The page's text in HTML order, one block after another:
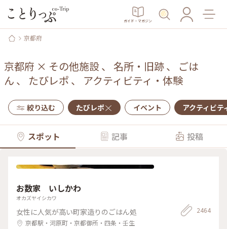
ガイド・マガジン
京都府
京都府 × その他施設、 名所・旧跡、
ごは
ん 、 たびレポ 、 アクティビティ・体験
絞り込む たびレポ イベント アクティビテ
スポット 記事 投稿
お数家 いしかわ
オカズヤイシカワ
女性に人気が高い町家造りのごはん処
京都駅・河原町・京都御所・四条・壬生
2464